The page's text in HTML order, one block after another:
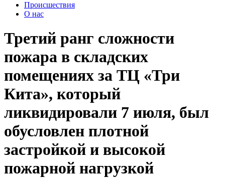
Происшествия
О нас
Третий ранг сложности
пожара в складских
помещениях за ТЦ «Три
Кита», который
ликвидировали 7 июля, был
обусловлен плотной
застройкой и высокой
пожарной нагрузкой